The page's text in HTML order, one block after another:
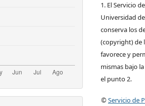
1. El Servicio
Universidad
conserva los
(copyright) de
favorece y
mismas bajo
el punto 2.
©Servicio de